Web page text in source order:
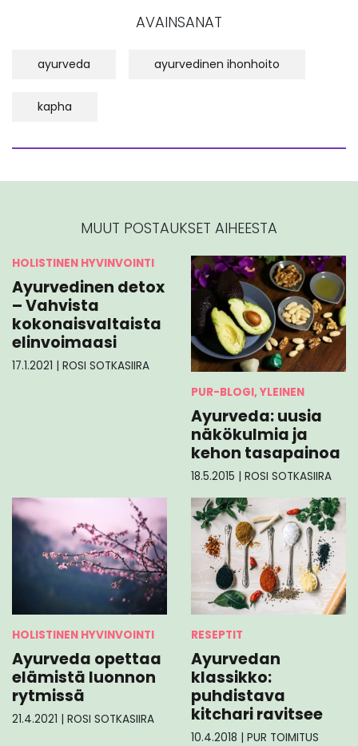
AVAINSANAT
ayurveda ayurvedinen ihonhoito
kapha
MUUT POSTAUKSET AIHEESTA
HOLISTINEN HYVINVOINTI
Ayurvedinen detox
– Vahvista
kokonaisvaltaista
elinvoimaasi
17.1.2021 | ROSI SOTKASIIRA
PUR-BLOGI, YLEINEN
Ayurveda: uusia
näkökulmia ja
kehon tasapainoa
18.5.2015 ROSI SOTKASIIRA
HOLISTINEN HYVINVOINTI
Ayurveda opettaa
elämistä luonnon
rytmissä
21.4.2021 | ROSI SOTKASIIRA
RESEPTIT
Ayurvedan
klassikko:
puhdistava
kitchari ravitsee
10.4.2018 | PUR TOIMITUS